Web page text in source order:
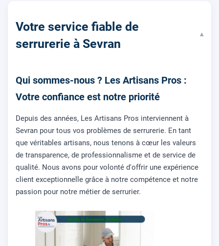
Votre service fiable de
serrurerie à Sevran
▾
Qui sommes-nous ? Les Artisans Pros :
Votre confiance est notre priorité
Depuis des années, Les Artisans Pros interviennent à
Sevran pour tous vos problèmes de serrurerie. En tant
que véritables artisans, nous tenons à cœur les valeurs
de transparence, de professionnalisme et de service de
qualité. Nous avons pour volonté d'offrir une expérience
client exceptionnelle grâce à notre compétence et notre
passion pour notre métier de serrurier.